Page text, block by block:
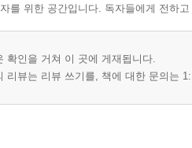
를 위한 공간입니다. 독자들에게 전하
확인을 거쳐 이 곳에 게재됩니다.
리뷰는 리뷰 쓰기를, 책에 대한 문의는